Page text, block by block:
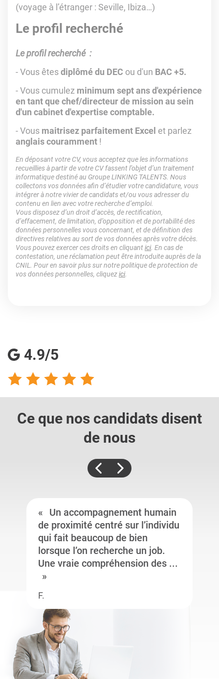
(voyage à l’étranger : Seville, Ibiza…)
Le profil recherché
Le profil recherché :
- Vous êtesdiplômé du DEC ou d'un BAC +5.
- Vous cumulez minimum sept ans d'expérience
en tant que chef/directeur de mission au sein
d'un cabinet d'expertise comptable.
- Vous maitrisez parfaitement Excel et parlez
anglais couramment !
En déposant votre CV, vous acceptez que les informations
recueillies à partir de votre CV fassent l’objet d’un traitement
informatique destiné au Groupe LINKING TALENTS. Nous
collectons vos données afin d’étudier votre candidature, vous
intégrer à notre vivier de candidats et/ou vous adresser du
contenu en lien avec votre recherche d’emploi.
Vous disposez d’un droit d’accès, de rectification,
d’effacement, de limitation, d’opposition et de portabilité des
données personnelles vous concernant, et de définition des
directives relatives au sort de vos données après votre décès.
Vous pouvez exercer ces droits en cliquantici. En cas de
contestation, une réclamation peut être introduite auprès de la
CNIL. Pour en savoir plus sur notre politique de protection de
vos données personnelles, cliquezici.
4.9/5
Ce que nos candidats disent
de nous
Un accompagnement humain
de proximité centré sur l’individu
qui fait beaucoup de bien
lorsque l’on recherche un job.
Une vraie compréhension des ...
F.